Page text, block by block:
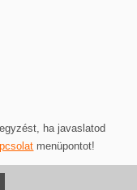
ha javaslatod
menüpontot!